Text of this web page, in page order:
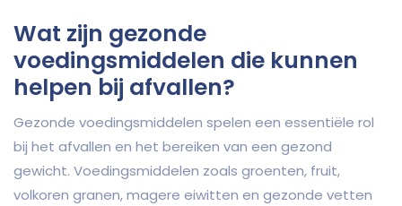
Wat zijn gezonde
voedingsmiddelen die kunnen
helpen bij afvallen?
Gezonde voedingsmiddelen spelen een essentiële rol
bij het afvallen en het bereiken van een gezond
gewicht. Voedingsmiddelen zoals groenten, fruit,
volkoren granen, magere eiwitten en gezonde vetten